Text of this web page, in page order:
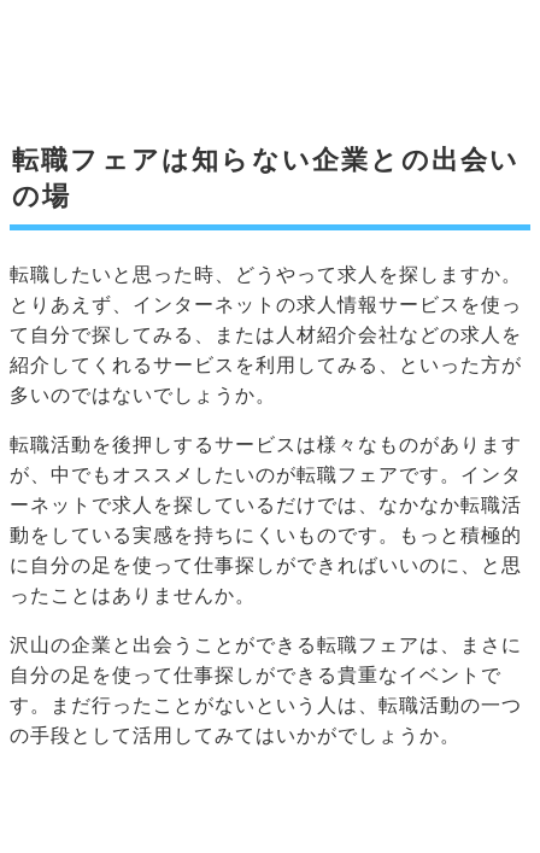
転職フェアは知らない企業との出会い
の場
転職したいと思った時、どうやって求人を探しますか。
とりあえず、インターネットの求人情報サービスを使っ
て自分で探してみる、または人材紹介会社などの求人を
紹介してくれるサービスを利用してみる、といった方が
多いのではないでしょうか。
転職活動を後押しするサービスは様々なものがあります
が、中でもオススメしたいのが転職フェアです。インタ
ーネットで求人を探しているだけでは、なかなか転職活
動をしている実感を持ちにくいものです。もっと積極的
に自分の足を使って仕事探しができればいいのに、と思
ったことはありませんか。
沢山の企業と出会うことができる転職フェアは、まさに
自分の足を使って仕事探しができる貴重なイベントで
す。まだ行ったことがないという人は、転職活動の一つ
の手段として活用してみてはいかがでしょうか。